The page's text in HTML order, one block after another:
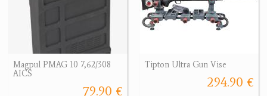
Magpul PMAG 10 7,62/308
AICS
79.90 €
Tipton Ultra Gun Vise
294.90 €